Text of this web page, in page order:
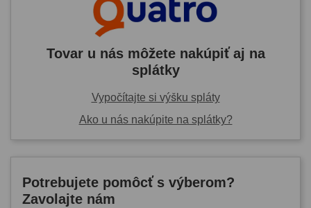
Tovar u nás môžete nakúpiť aj na
splátky
Vypočítajte si výšku spláty
Ako u nás nakúpite na splátky?
Potrebujete pomôcť s výberom?
Zavolajte nám